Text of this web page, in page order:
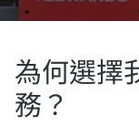
為何選擇
務？